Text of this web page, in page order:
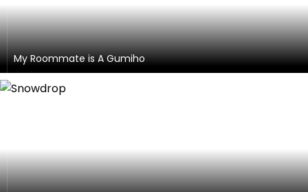
My Roommate is A Gumiho